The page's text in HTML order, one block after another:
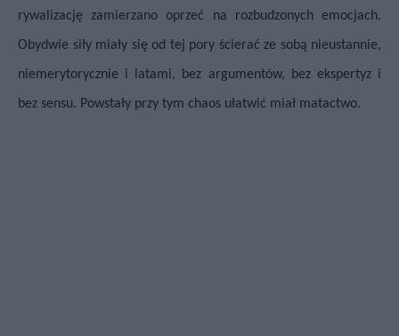
rywalizację zamierzano oprzeć na rozbudzonych emocjach.
Obydwie siły miały się od tej pory ścierać ze sobą nieustannie,
niemerytorycznie i latami, bez argumentów, bez ekspertyz i
bez sensu. Powstały przy tym chaos ułatwić miał matactwo.